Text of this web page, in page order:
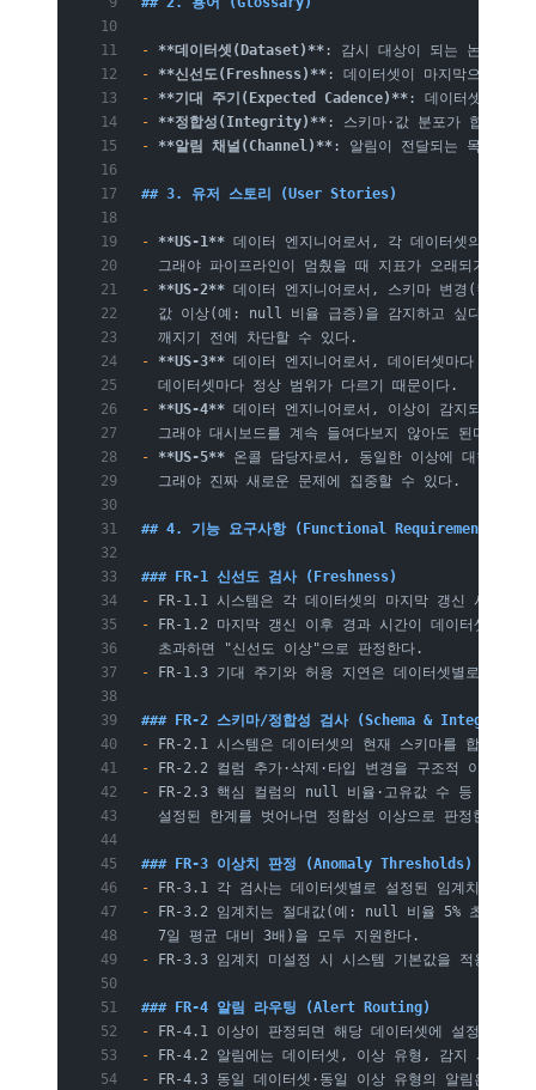
- **데이터셋(Dataset)** : 감시 대상이 되는 논리적
- **신선도(Freshness)** : 데이터셋이 마지막으로 갱
- **기대 주기(Expected Cadence)** : 데이터셋이 갱
- **정합성(Integrity)** : 스키마·값 분포가 합의된
- **알림 채널(Channel)** : 알림이 전달되는 목적지(
## 3. 유저 스토리 (User Stories)
- **US-1** 데이터 엔지니어로서, 각 데이터셋의 마지
그래야 파이프라인이 멈췄을 때 지표가 오래되기 전에
- **US-2** 데이터 엔지니어로서, 스키마 변경(컬럼
값 이상(예: null 비율 급증)을 감지하고 싶다. 그래
  깨지기 전에 차단할 수 있다.
- **US-3** 데이터 엔지니어로서, 데이터셋마다 임계
  데이터셋마다 정상 범위가 다르기 때문이다.
- **US-4** 데이터 엔지니어로서, 이상이 감지되면 내
  그래야 대시보드를 계속 들여다보지 않아도 된다.
- **US-5** 온콜 담당자로서, 동일한 이상에 대한 알
  그래야 진짜 새로운 문제에 집중할 수 있다.
## 4. 기능 요구사항 (Functional Requirements)
### FR-1 신선도 검사 (Freshness)
- FR-1.1 시스템은 각 데이터셋의 마지막 갱신 시각을
- FR-1.2 마지막 갱신 이후 경과 시간이 데이터셋의
  초과하면 "신선도 이상"으로 판정한다.
- FR-1.3 기대 주기와 허용 지연은 데이터셋별로 설정
### FR-2 스키마/정합성 검사 (Schema & Integrity)
- FR-2.1 시스템은 데이터셋의 현재 스키마를 합의된
- FR-2.2 컬럼 추가·삭제·타입 변경을 구조적 이상으로
- FR-2.3 핵심 컬럼의 null 비율·고유값 수 등 분포 지
  설정된 한계를 벗어나면 정합성 이상으로 판정한다.
### FR-3 이상치 판정 (Anomaly Thresholds)
- FR-3.1 각 검사는 데이터셋별로 설정된 임계치에 따
- FR-3.2 임계치는 절대값(예: null 비율 5% 초과)과
  7일 평균 대비 3배)을 모두 지원한다.
- FR-3.3 임계치 미설정 시 시스템 기본값을 적용하되,
### FR-4 알림 라우팅 (Alert Routing)
- FR-4.1 이상이 판정되면 해당 데이터셋에 설정된 채
- FR-4.2 알림에는 데이터셋, 이상 유형, 감지 시각, 관
- FR-4.3 동일 데이터셋·동일 이상 유형의 알림은 설정